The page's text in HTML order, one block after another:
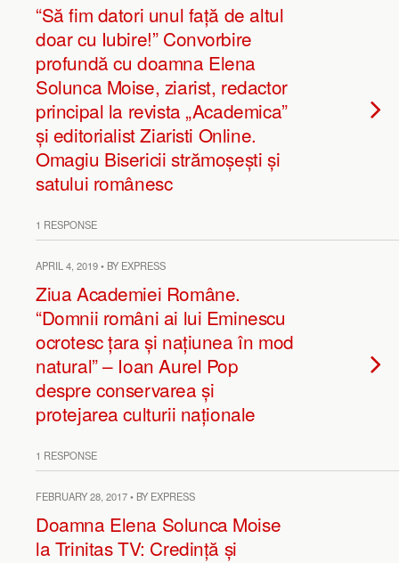
“Să fim datori unul față de altul
doar cu Iubire!” Convorbire
profundă cu doamna Elena
Solunca Moise, ziarist, redactor
principal la revista „Academica”
și editorialist Ziaristi Online.
Omagiu Bisericii strămoșești și
satului românesc
1 RESPONSE
APRIL 4, 2019 • BY EXPRESS
Ziua Academiei Române.
“Domnii români ai lui Eminescu
ocrotesc țara și națiunea în mod
natural” – Ioan Aurel Pop
despre conservarea și
protejarea culturii naționale
1 RESPONSE
FEBRUARY 28, 2017 • BY EXPRESS
Doamna Elena Solunca Moise
la Trinitas TV: Credință și